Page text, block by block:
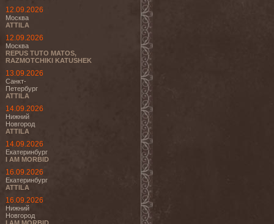
12.09.2026
Москва
ATTILA
12.09.2026
Москва
REPUS TUTO MATOS,
RAZMOTCHIKI KATUSHEK
13.09.2026
Санкт-
Петербург
ATTILA
14.09.2026
Нижний
Новгород
ATTILA
14.09.2026
Екатеринбург
I AM MORBID
16.09.2026
Екатеринбург
ATTILA
16.09.2026
Нижний
Новгород